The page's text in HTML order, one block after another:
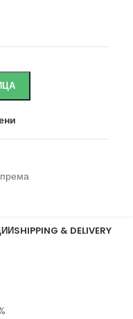
SHIPPING & DELIVERY